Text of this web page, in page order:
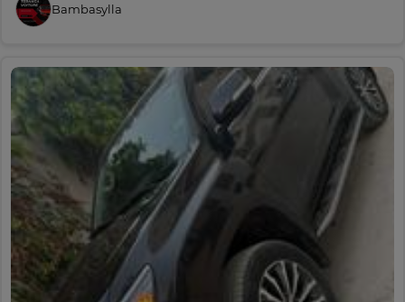
Bambasylla